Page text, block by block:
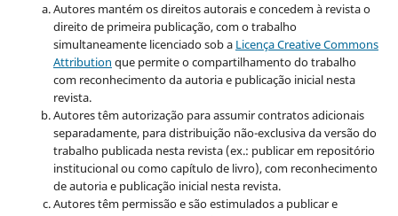
Autores mantém os direitos autorais e concedem à revista o
direito de primeira publicação, com o trabalho
simultaneamente licenciado sob a Licença Creative Commons
Attribution que permite o compartilhamento do trabalho
com reconhecimento da autoria e publicação inicial nesta
revista.
Autores têm autorização para assumir contratos adicionais
separadamente, para distribuição não-exclusiva da versão do
trabalho publicada nesta revista (ex.: publicar em repositório
institucional ou como capítulo de livro), com reconhecimento
de autoria e publicação inicial nesta revista.
Autores têm permissão e são estimulados a publicar e